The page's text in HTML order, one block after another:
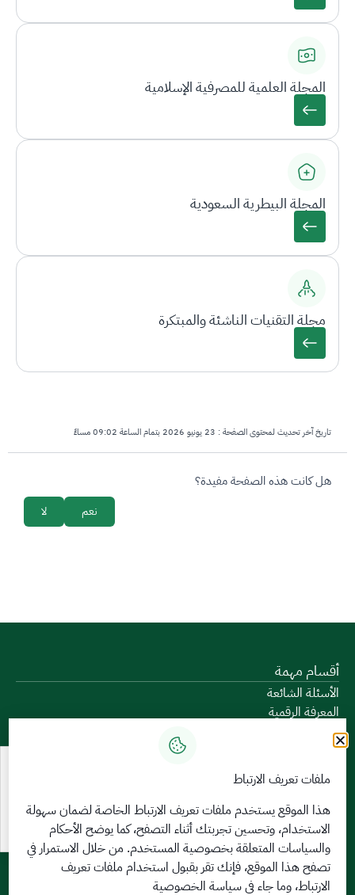
المجلة العلمية للمصرفية الإسلامية
المجلة البيطرية السعودية
مجلة التقنيات الناشئة والمبتكرة
تاريخ آخر تحديث لمحتوى الصفحة : 23 يونيو 2026 بتمام الساعة 09:02 مساءً
survey_v2
هل كانت هذه الصفحة مفيدة؟
لا نعم
أقسام مهمة
الأسئلة الشائعة
المعرفة الرقمية
دليل الخدمات
المشاركة الإلكترونية
البيانات المفتوحة
السياسات واللوائح
تواصل معنا
الخدمات الإلكترونية
بوابة الدخول الموحد
بوابة الزوار
ملفات تعريف الارتباط
هذا الموقع يستخدم ملفات تعريف الارتباط الخاصة لضمان سهولة
الاستخدام، وتحسين تجربتك أثناء التصفح، كما يوضح الأحكام
والسياسات المتعلقةبخصوصية المستخدم. من خلال الاستمرار في
تصفح هذا الموقع، فإنك تقر بقبول استخدام ملفات تعريف
الارتباط، وما جاء في سياسة الخصوصية